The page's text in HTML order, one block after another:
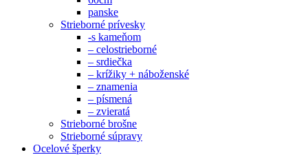
panske
Strieborné prívesky
-s kameňom
– celostrieborné
– srdiečka
– krížiky + náboženské
– znamenia
– písmená
– zvieratá
Strieborné brošne
Strieborné súpravy
Ocelové šperky